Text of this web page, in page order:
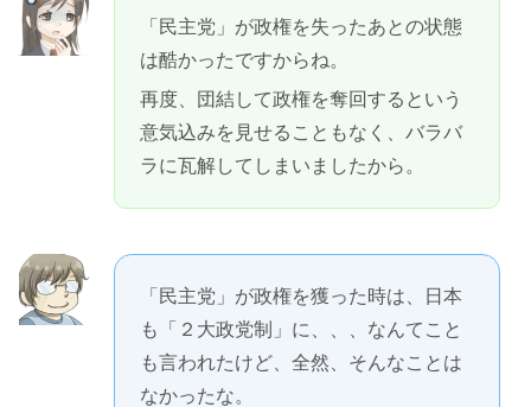
「民主党」が政権を失ったあとの状態
は酷かったですからね。
再度、団結して政権を奪回するという
意気込みを見せることもなく、バラバ
ラに瓦解してしまいましたから。
「民主党」が政権を獲った時は、日本
も「２大政党制」に、、、なんてこと
も言われたけど、全然、そんなことは
なかったな。